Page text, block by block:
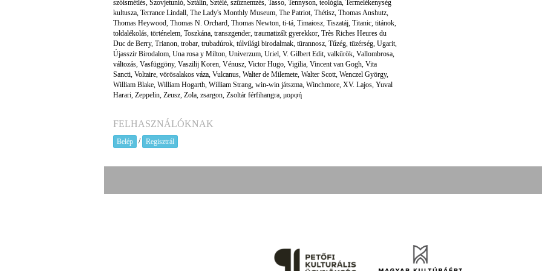
szóismétlés, Szovjetunió, Sztálin, Sztélé, szűznemzés, Tasso, Tennyson, teológia, Termelékenység
kultusza, Terrance Lindall, The Lady's Monthly Museum, The Patriot, Thétisz, Thomas Anshutz,
Thomas Heywood, Thomas N. Orchard, Thomas Newton, ti-tá, Timaiosz, Tiszatáj, Titanic, titánok,
toldalékolás, történelem, Toszkána, transzgender, traumatizált gyerekkor, Très Riches Heures du
Duc de Berry, Trianon, trobar, trubadúrok, túlvilági birodalmak, türannosz, Tűzég, tüzérség, Ugarit,
Újasszír Birodalom, Una rosa y Milton, Univerzum, Uriel, V. Gilbert Edit, valkűrök, Vallombrosa,
változás, Vasfüggöny, Vaszilij Koren, Vénusz, Victor Hugo, Vigilia, Vincent van Gogh, Vita
Sancti, Voltaire, vörösalakos váza, Vulcanus, Walter de Milemete, Walter Scott, Wenczel György,
William Blake, William Hogarth, William Strang, win-win játszma, Winchmore, XV. Lajos, Yuval
Harari, Zeppelin, Zeusz, Zola, zsargon, Zsoltár férfihangra, μορφή
FELHASZNÁLÓKNAK
Belép / Regisztrál